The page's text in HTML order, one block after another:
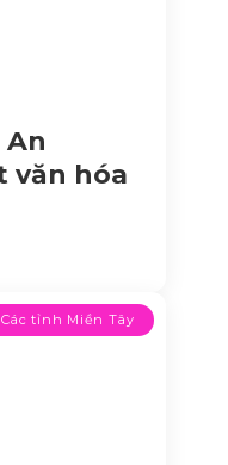
An
văn hóa
Các tỉnh Miền Tây